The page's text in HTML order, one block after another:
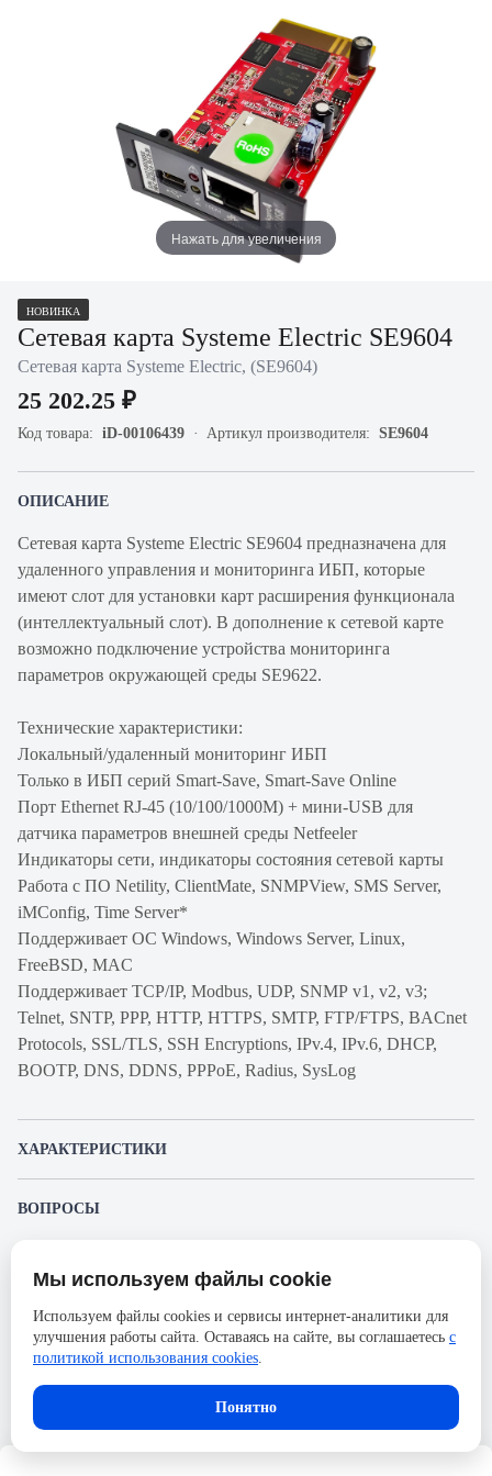
В корзину
Нажать для увеличения
НОВИНКА
Сетевая карта Systeme Electric SE9604
Сетевая карта Systeme Electric, (SE9604)
25 202.25 ₽
Код товара: iD-00106439 Артикул производителя: SE9604
ОПИСАНИЕ
Сетевая карта Systeme Electric SE9604 предназначена для
удаленного управления и мониторинга ИБП, которые
имеют слот для установки карт расширения функционала
(интеллектуальный слот). В дополнение к сетевой карте
возможно подключение устройства мониторинга
параметров окружающей среды SE9622.
Технические характеристики:
Локальный/удаленный мониторинг ИБП
Только в ИБП серий Smart-Save, Smart-Save Online
Порт Ethernet RJ-45 (10/100/1000M) + мини-USB для
датчика параметров внешней среды Netfeeler
Индикаторы сети, индикаторы состояния сетевой карты
Работа с ПО Netility, ClientMate, SNMPView, SMS Server,
iMConfig, Time Server*
Поддерживает ОС Windows, Windows Server, Linux,
FreeBSD, MAC
Поддерживает TCP/IP, Modbus, UDP, SNMP v1, v2, v3;
Telnet, SNTP, PPP, HTTP, HTTPS, SMTP, FTP/FTPS, BACnet
Protocols, SSL/TLS, SSH Encryptions, IPv.4, IPv.6, DHCP,
BOOTP, DNS, DDNS, PPPoE, Radius, SysLog
ХАРАКТЕРИСТИКИ
ВОПРОСЫ
Пожалуйста, авторизуйтесь, чтобы иметь
возможность оставлять вопросы.
Представленные изображения и характеристики могут отличаться от реального
без предварительного уведомления. Компания АйДистрибьют не несёт
ответственности в случае не соответствия текущей модели товаров фотографиям,
размещённым в карточке товара.
Мы используем файлы cookie
Используем файлы cookies и сервисы интернет-аналитики для
улучшения работы сайта. Оставаясь на сайте, вы соглашаетесь с
политикой использования cookies.
Понятно